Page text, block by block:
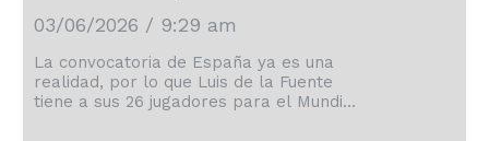
03/06/2026 / 9:29 am
La convocatoria de España ya es una
realidad, por lo que Luis de la Fuente
tiene a sus 26 jugadores para el Mundial